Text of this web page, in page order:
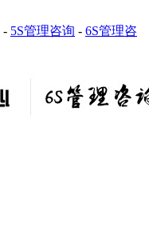
- 5S管理咨询 - 6S管理咨